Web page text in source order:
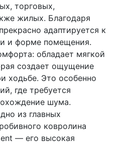
торговых,
жилых. Благодаря
адаптируется к
и форме помещения.
обладает мягкой
создает ощущение
ходьбе. Это особенно
где требуется
шума.
из главных
ковролина
— его высокая